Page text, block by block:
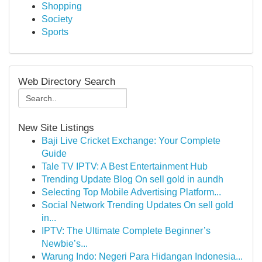
Shopping
Society
Sports
Web Directory Search
New Site Listings
Baji Live Cricket Exchange: Your Complete
Guide
Tale TV IPTV: A Best Entertainment Hub
Trending Update Blog On sell gold in aundh
Selecting Top Mobile Advertising Platform...
Social Network Trending Updates On sell gold
in...
IPTV: The Ultimate Complete Beginner’s
Newbie’s...
Warung Indo: Negeri Para Hidangan Indonesia...